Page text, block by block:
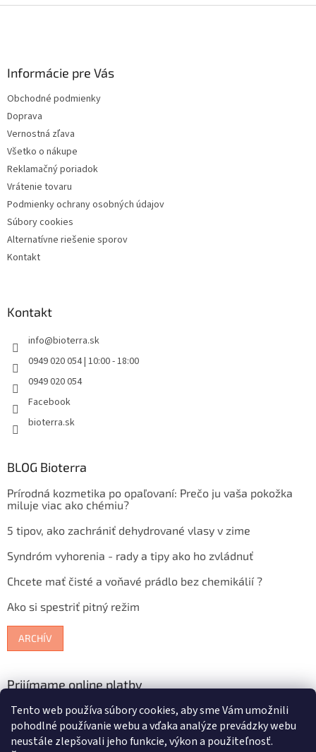
Tento web používa súbory cookies, aby sme Vám umožnili
pohodlné používanie webu a vďaka analýze prevádzky webu
neustále zlepšovali jeho funkcie, výkon a použiteľnosť.
Informácie pre Vás
Obchodné podmienky
Doprava
Vernostná zľava
Všetko o nákupe
Reklamačný poriadok
Vrátenie tovaru
Podmienky ochrany osobných údajov
Súbory cookies
Alternatívne riešenie sporov
Kontakt
Kontakt
info@bioterra.sk
0949 020 054 | 10:00 - 18:00
0949 020 054
Facebook
bioterra.sk
BLOG Bioterra
Prírodná kozmetika po opaľovaní: Prečo ju vaša pokožka
miluje viac ako chémiu?
5 tipov, ako zachrániť dehydrované vlasy v zime
Syndróm vyhorenia - rady a tipy ako ho zvládnuť
Chcete mať čisté a voňavé prádlo bez chemikálií ?
Ako si spestriť pitný režim
ARCHÍV
Prijímame online platby